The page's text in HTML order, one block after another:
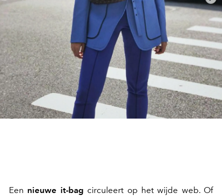
Een nieuwe it-bag circuleert op het wijde web. Of